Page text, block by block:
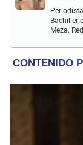
Bachiller
Meza.
y